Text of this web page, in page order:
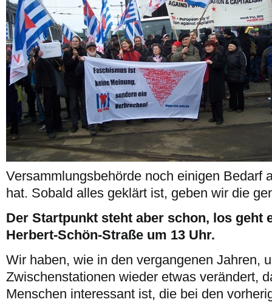
Versammlungsbehörde noch einigen Bedarf
hat. Sobald alles geklärt ist, geben wir die
Der Startpunkt steht aber schon, los geht
Herbert-Schön-Straße um 13 Uhr.
Wir haben, wie in den vergangenen Jahren,
Zwischenstationen wieder etwas verändert,
Menschen interessant ist, die bei den